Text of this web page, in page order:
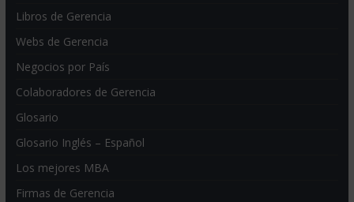
Libros de Gerencia
Webs de Gerencia
Negocios por País
Colaboradores de Gerencia
Glosario
Glosario Inglés – Español
Los mejores MBA
Firmas de Gerencia